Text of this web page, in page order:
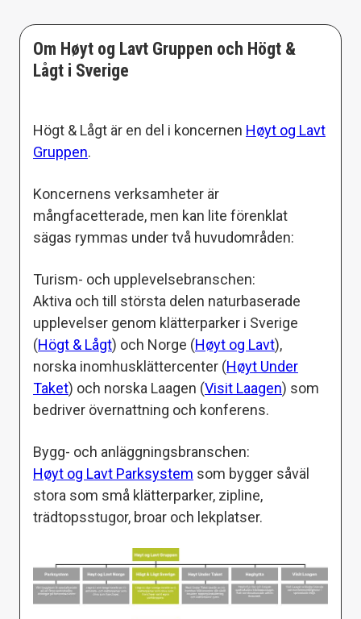
Om Høyt og Lavt Gruppen och Högt &
Lågt i Sverige
Högt & Lågt är en del i koncernen Høyt og Lavt
Gruppen.
Koncernens verksamheter är
mångfacetterade, men kan lite förenklat
sägas rymmas under två huvudområden:
Turism- och upplevelsebranschen:
Aktiva och till största delen naturbaserade
upplevelser genom klätterparker i Sverige
(Högt & Lågt) och Norge (Høyt og Lavt),
norska inomhusklättercenter (Høyt Under
Taket) och norska Laagen (Visit Laagen) som
bedriver övernattning och konferens.
Bygg- och anläggningsbranschen:
Høyt og Lavt Parksystem som bygger såväl
stora som små klätterparker, zipline,
trädtopsstugor, broar och lekplatser.